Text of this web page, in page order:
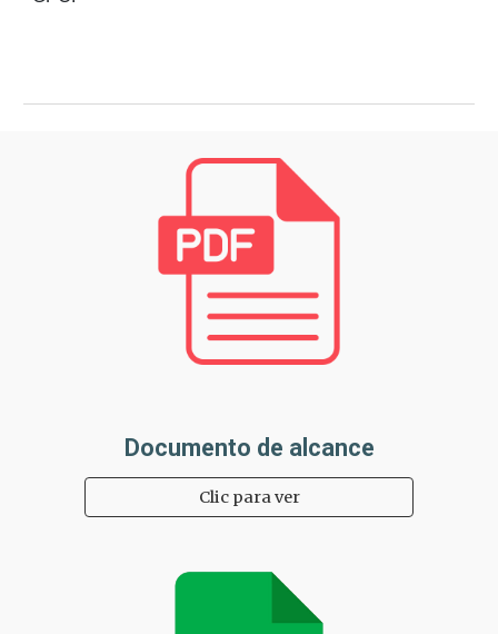
Documento de alcance
Clic para ver